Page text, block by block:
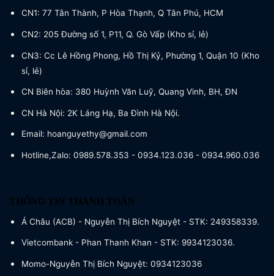
CN1: 77 Tân Thành, P Hòa Thạnh, Q Tân Phú, HCM
CN2: 205 Đường số 1, P11, Q. Gò Vấp (Kho sỉ, lẻ)
CN3: Cc Lê Hồng Phong, Hồ Thị Kỷ, Phường 1, Quận 10 (Kho
sỉ, lẻ)
CN Biên hòa: 380 Huỳnh Văn Luỹ, Quang Vinh, BH, ĐN
CN Hà Nội: 2K Láng Hạ, Ba Đình Hà Nội.
Email: hoanguyethy@gmail.com
Hotline,Zalo: 0989.578.353 - 0934.123.036 - 0934.960.036
THÔNG TIN THANH TOÁN
Á Châu (ACB) - Nguyễn Thị Bích Nguyệt - STK: 249358339.
Vietcombank - Phan Thanh Khan - STK: 9934123036.
Momo-Nguyễn Thị Bích Nguyệt: 0934123036